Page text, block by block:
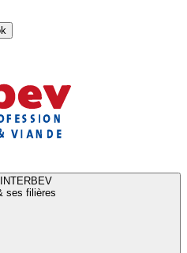
INTERBEV
ses filières